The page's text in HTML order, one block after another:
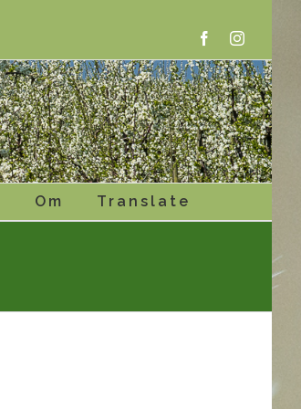
FacebookInstagram
Om Translate